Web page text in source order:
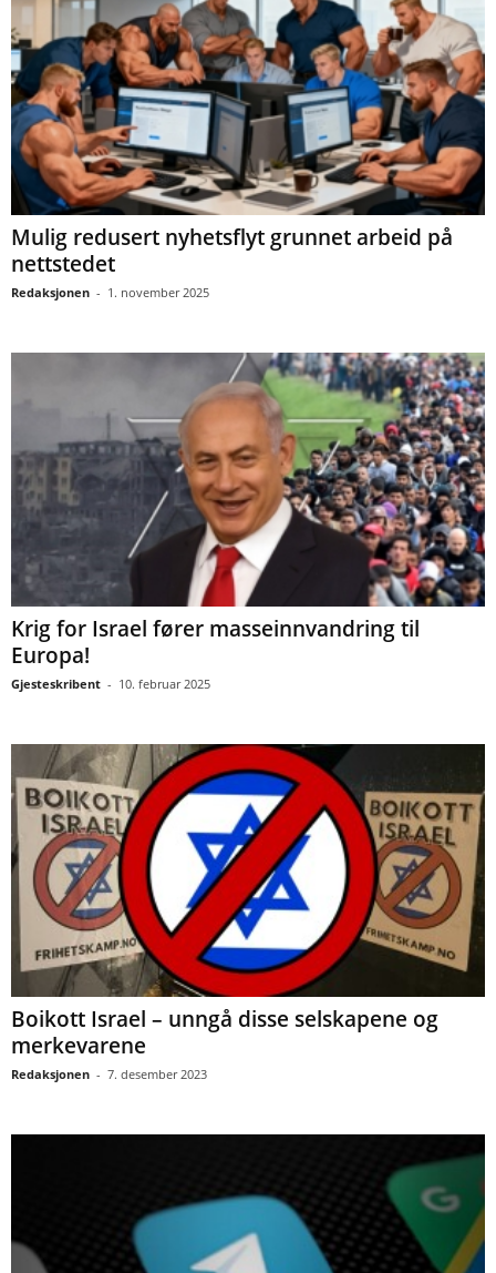
Mulig redusert nyhetsflyt grunnet arbeid på
nettstedet
Redaksjonen - 1. november 2025
Krig for Israel fører masseinnvandring til
Europa!
Gjesteskribent - 10. februar 2025
Boikott Israel – unngå disse selskapene og
merkevarene
Redaksjonen - 7. desember 2023